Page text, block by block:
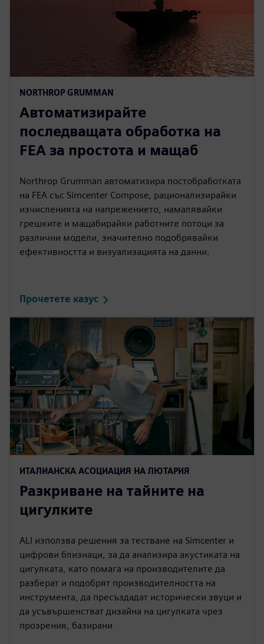
NORTHROP GRUMMAN
Автоматизирайте
последващата обработка на
FEA за простота и мащаб
Northrop Grumman автоматизира постобработката
на FEA със Simcenter Compose, рационализирайки
изчисленията на напрежението, намалявайки
грешките и мащабирайки работните потоци за
различни модели, значително подобрявайки
ефективността и визуализацията на данни.
Прочетете казус
ИТАЛИАНСКА АСОЦИАЦИЯ НА ЛЮТАРИЯ
Разкриване на тайните на
цигулките
ALI използва решения за тестване на Simcenter и
цифрови близнаци, за да анализира акустиката на
цигулката, като помага на производителите да
разберат и подобрят производителността на
инструмента, да пресъздадат исторически звуци и
да усъвършенстват дизайна на цигулката чрез
прозрения, базирани